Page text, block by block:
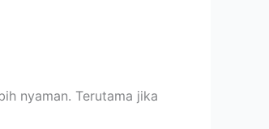
nyaman. Terutama jika